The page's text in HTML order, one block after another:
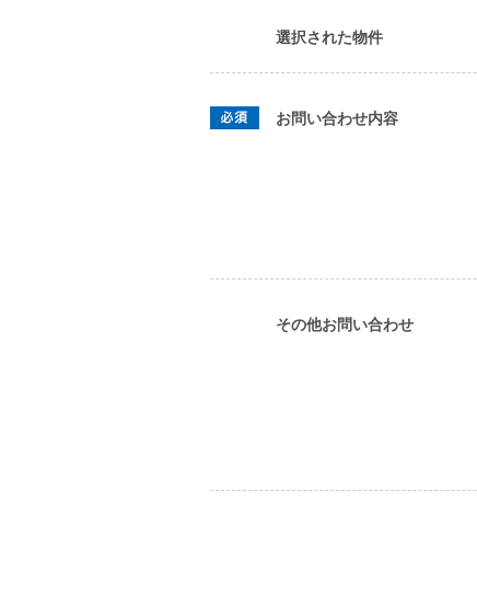
選択された物件
お問い合わせ内容
その他お問い合わせ